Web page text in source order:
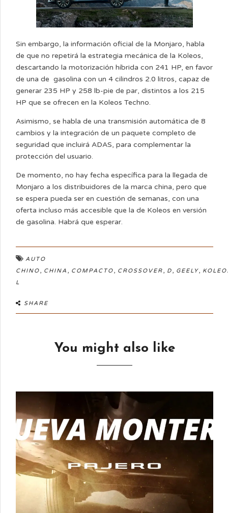
Sin embargo, la información oficial de la Monjaro, habla
de que no repetirá la estrategia mecánica de la Koleos,
descartando la motorización híbrida con 241 HP, en favor
de una de gasolina con un 4 cilindros 2.0 litros, capaz de
generar 235 HP y 258 lb-pie de par, distintos a los 215
HP que se ofrecen en la Koleos Techno.
Asimismo, se habla de una transmisión automática de 8
cambios y la integración de un paquete completo de
seguridad que incluirá ADAS, para complementar la
protección del usuario.
De momento, no hay fecha específica para la llegada de
Monjaro a los distribuidores de la marca china, pero que
se espera pueda ser en cuestión de semanas, con una
oferta incluso más accesible que la de Koleos en versión
de gasolina. Habrá que esperar.
AUTO
CHINO, CHINA , COMPACTO, CROSSOVER, D, GEELY,
L
SHARE
You might also like